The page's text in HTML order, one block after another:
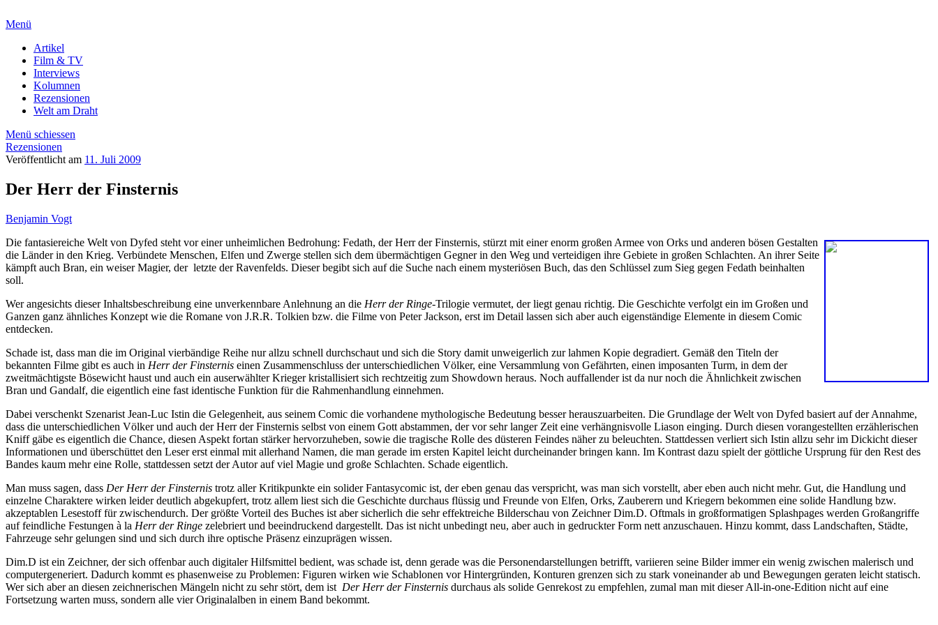
Menü
Artikel
Film & TV
Interviews
Kolumnen
Rezensionen
Welt am Draht
Menü schiessen
Rezensionen
Veröffentlicht am 11. Juli 2009
Der Herr der Finsternis
Benjamin Vogt
Die fantasiereiche Welt von Dyfed steht vor einer unheimlichen Bedrohung: Fedath, der Herr der Finsternis, stürzt mit einer enorm großen Armee von Orks und anderen bösen Gestalten
die Länder in den Krieg. Verbündete Menschen, Elfen und Zwerge stellen sich dem übermächtigen Gegner in den Weg und verteidigen ihre Gebiete in großen Schlachten. An ihrer Seite
kämpft auch Bran, ein weiser Magier, der letzte der Ravenfelds. Dieser begibt sich auf die Suche nach einem mysteriösen Buch, das den Schlüssel zum Sieg gegen Fedath beinhalten
soll.
Wer angesichts dieser Inhaltsbeschreibung eine unverkennbare Anlehnung an die Herr der Ringe-Trilogie vermutet, der liegt genau richtig. Die Geschichte verfolgt ein im Großen und
Ganzen ganz ähnliches Konzept wie die Romane von J.R.R. Tolkien bzw. die Filme von Peter Jackson, erst im Detail lassen sich aber auch eigenständige Elemente in diesem Comic
entdecken.
Schade ist, dass man die im Original vierbändige Reihe nur allzu schnell durchschaut und sich die Story damit unweigerlich zur lahmen Kopie degradiert. Gemäß den Titeln der
bekannten Filme gibt es auch in Herr der Finsternis einen Zusammenschluss der unterschiedlichen Völker, eine Versammlung von Gefährten, einen imposanten Turm, in dem der
zweitmächtigste Bösewicht haust und auch ein auserwählter Krieger kristallisiert sich rechtzeitig zum Showdown heraus. Noch auffallender ist da nur noch die Ähnlichkeit zwischen
Bran und Gandalf, die eigentlich eine fast identische Funktion für die Rahmenhandlung einnehmen.
Dabei verschenkt Szenarist Jean-Luc Istin die Gelegenheit, aus seinem Comic die vorhandene mythologische Bedeutung besser herauszuarbeiten. Die Grundlage der Welt von Dyfed basiert auf der Annahme,
dass die unterschiedlichen Völker und auch der Herr der Finsternis selbst von einem Gott abstammen, der vor sehr langer Zeit eine verhängnisvolle Liason einging. Durch diesen vorangestellten erzählerischen
Kniff gäbe es eigentlich die Chance, diesen Aspekt fortan stärker hervorzuheben, sowie die tragische Rolle des düsteren Feindes näher zu beleuchten. Stattdessen verliert sich Istin allzu sehr im Dickicht dieser
Informationen und überschüttet den Leser erst einmal mit allerhand Namen, die man gerade im ersten Kapitel leicht durcheinander bringen kann. Im Kontrast dazu spielt der göttliche Ursprung für den Rest des
Bandes kaum mehr eine Rolle, stattdessen setzt der Autor auf viel Magie und große Schlachten. Schade eigentlich.
Man muss sagen, dass Der Herr der Finsternis trotz aller Kritikpunkte ein solider Fantasycomic ist, der eben genau das verspricht, was man sich vorstellt, aber eben auch nicht mehr. Gut, die Handlung und
einzelne Charaktere wirken leider deutlich abgekupfert, trotz allem liest sich die Geschichte durchaus flüssig und Freunde von Elfen, Orks, Zauberern und Kriegern bekommen eine solide Handlung bzw.
akzeptablen Lesestoff für zwischendurch. Der größte Vorteil des Buches ist aber sicherlich die sehr effektreiche Bilderschau von Zeichner Dim.D. Oftmals in großformatigen Splashpages werden Großangriffe
auf feindliche Festungen à la Herr der Ringe zelebriert und beeindruckend dargestellt. Das ist nicht unbedingt neu, aber auch in gedruckter Form nett anzuschauen. Hinzu kommt, dass Landschaften, Städte,
Fahrzeuge sehr gelungen sind und sich durch ihre optische Präsenz einzuprägen wissen.
Dim.D ist ein Zeichner, der sich offenbar auch digitaler Hilfsmittel bedient, was schade ist, denn gerade was die Personendarstellungen betrifft, variieren seine Bilder immer ein wenig zwischen malerisch und
computergeneriert. Dadurch kommt es phasenweise zu Problemen: Figuren wirken wie Schablonen vor Hintergründen, Konturen grenzen sich zu stark voneinander ab und Bewegungen geraten leicht statisch.
Wer sich aber an diesen zeichnerischen Mängeln nicht zu sehr stört, dem ist Der Herr der Finsternis durchaus als solide Genrekost zu empfehlen, zumal man mit dieser All-in-one-Edition nicht auf eine
Fortsetzung warten muss, sondern alle vier Originalalben in einem Band bekommt.